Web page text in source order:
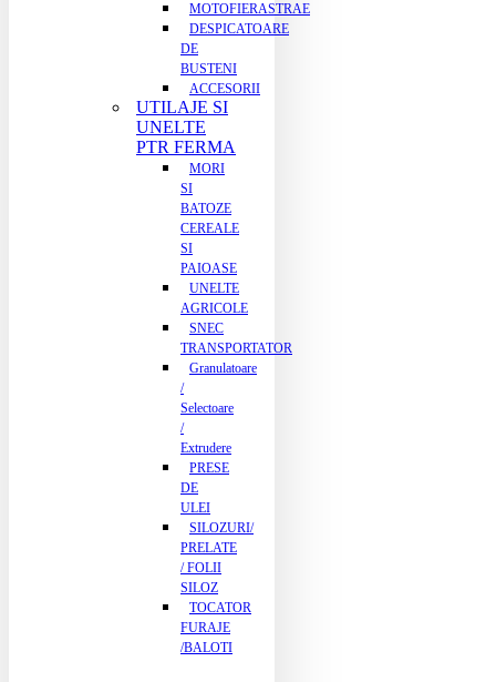
MOTOFIERASTRAE
DESPICATOARE
DE
BUSTENI
ACCESORII
UTILAJE SI
UNELTE
PTR FERMA
MORI
SI
BATOZE
CEREALE
SI
PAIOASE
UNELTE
AGRICOLE
SNEC
TRANSPORTATOR
Granulatoare
/
Selectoare
/
Extrudere
PRESE
DE
ULEI
SILOZURI/
PRELATE
/ FOLII
SILOZ
TOCATOR
FURAJE
/BALOTI